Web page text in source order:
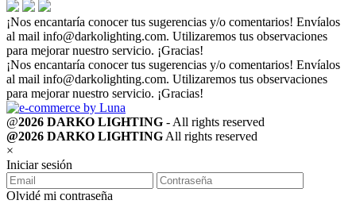
¡Nos encantaría conocer tus sugerencias y/o comentarios! Envíalos
al mail info@darkolighting.com. Utilizaremos tus observaciones
para mejorar nuestro servicio. ¡Gracias!
¡Nos encantaría conocer tus sugerencias y/o comentarios! Envíalos
al mail info@darkolighting.com. Utilizaremos tus observaciones
para mejorar nuestro servicio. ¡Gracias!
@2026 DARKO LIGHTING - All rights reserved
@2026 DARKO LIGHTING All rights reserved
×
Iniciar sesión
Olvidé mi contraseña